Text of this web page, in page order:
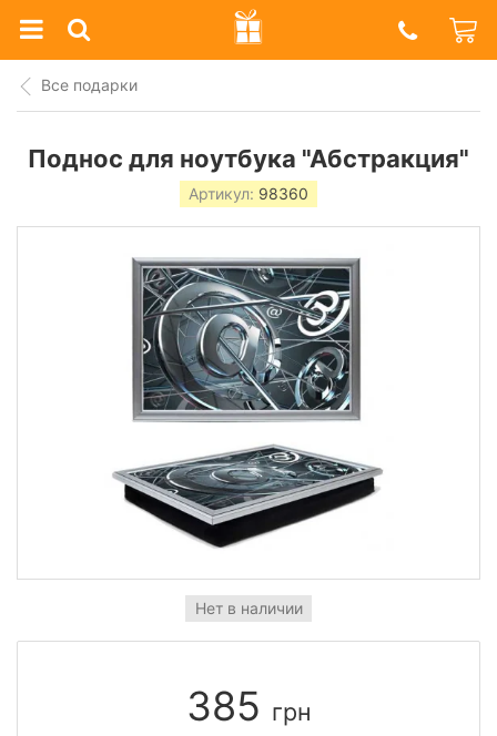
Prazdnik
Shop
Все подарки
Поднос для ноутбука "Абстракция"
Артикул: 98360
Нет в наличии
385 грн